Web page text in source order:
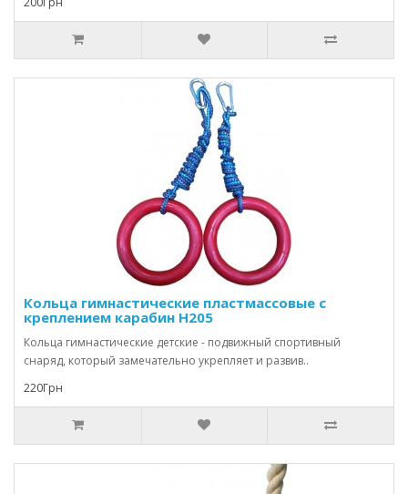
Кольца гимнастические пластмассовые с
креплением карабин Н205
Кольца гимнастические детские - подвижный спортивный
снаряд, который замечательно укрепляет и развив..
220Грн